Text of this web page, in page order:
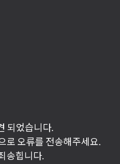
되었습니다.
로 오류를 전송해주세요.
송힙니다.